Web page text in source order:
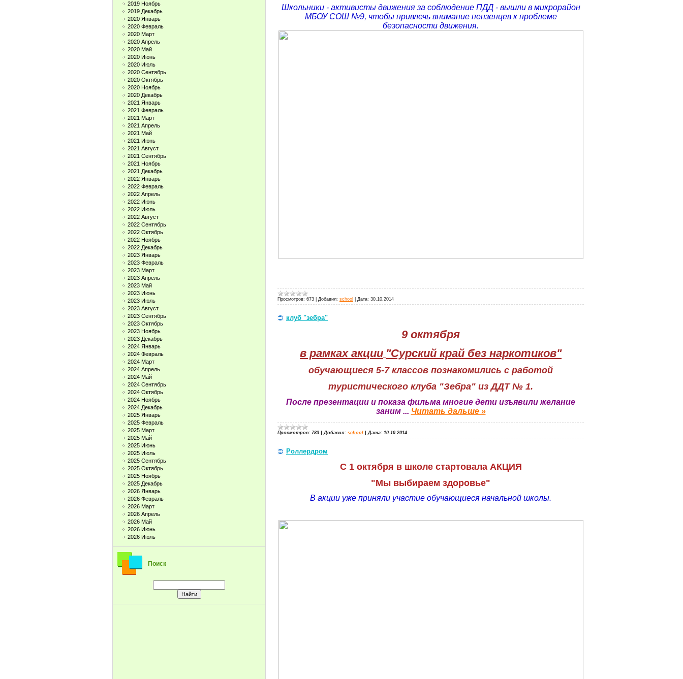
2019 Ноябрь
2019 Декабрь
2020 Январь
2020 Февраль
2020 Март
2020 Апрель
2020 Май
2020 Июнь
2020 Июль
2020 Сентябрь
2020 Октябрь
2020 Ноябрь
2020 Декабрь
2021 Январь
2021 Февраль
2021 Март
2021 Апрель
2021 Май
2021 Июнь
2021 Август
2021 Сентябрь
2021 Ноябрь
2021 Декабрь
2022 Январь
2022 Февраль
2022 Апрель
2022 Июнь
2022 Июль
2022 Август
2022 Сентябрь
2022 Октябрь
2022 Ноябрь
2022 Декабрь
2023 Январь
2023 Февраль
2023 Март
2023 Апрель
2023 Май
2023 Июнь
2023 Июль
2023 Август
2023 Сентябрь
2023 Октябрь
2023 Ноябрь
2023 Декабрь
2024 Январь
2024 Февраль
2024 Март
2024 Апрель
2024 Май
2024 Сентябрь
2024 Октябрь
2024 Ноябрь
2024 Декабрь
2025 Январь
2025 Февраль
2025 Март
2025 Май
2025 Июнь
2025 Июль
2025 Сентябрь
2025 Октябрь
2025 Ноябрь
2025 Декабрь
2026 Январь
2026 Февраль
2026 Март
2026 Апрель
2026 Май
2026 Июнь
2026 Июль
Поиск
Школьники - активисты движения за соблюдение ПДД - вышли в микрорайон
МБОУ СОШ №9, чтобы привлечь внимание пензенцев к проблеме
безопасности движения.
Просмотров: 673 Добавил: school Дата: 30.10.2014
клуб "зебра"
9 октября
в рамках акции "Сурский край без наркотиков"
обучающиеся 5-7 классов познакомились с работой
туристического клуба "Зебра" из ДДТ № 1.
После презентации и показа фильма многие дети изъявили желание
заним ... Читать дальше »
Просмотров: 783 |Добавил: school |Дата: 10.10.2014
Роллердром
С 1 октября в школе стартовала АКЦИЯ
"Мы выбираем здоровье"
В акции уже приняли участие обучающиеся начальной школы.